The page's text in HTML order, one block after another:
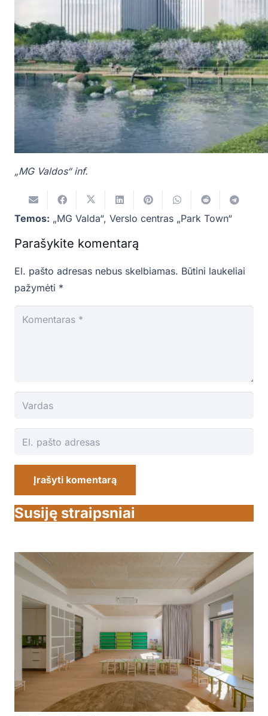
„MG Valdos“ inf.
Temos: „MG Valda“, Verslo centras „Park Town“
Parašykite komentarą
El. pašto adresas nebus skelbiamas. Būtini laukeliai
pažymėti *
Įrašyti komentarą
Susiję straipsniai